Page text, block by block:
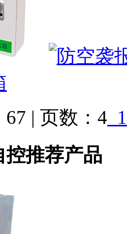
| 页数：4 1
控推荐产品